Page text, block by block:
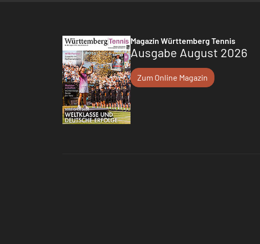
Magazin Württemberg Tennis
Ausgabe August 2026
Zum Online Magazin